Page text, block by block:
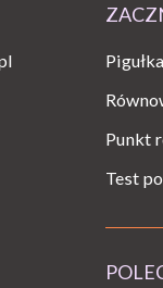
Punkt
Test